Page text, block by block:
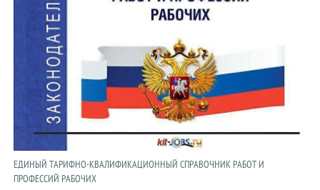
ЕДИНЫЙ ТАРИФНО-КВАЛИФИКАЦИОННЫЙ СПРАВОЧНИК РАБОТ И
ПРОФЕССИЙ РАБОЧИХ